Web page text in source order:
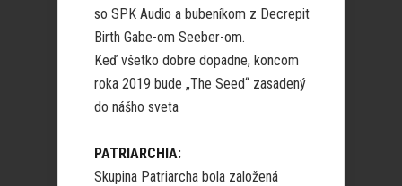
so SPK Audio a bubeníkom z Decrepit
Birth Gabe-om Seeber-om.
Keď všetko dobre dopadne, koncom
roka 2019 bude „The Seed“ zasadený
do nášho sveta
PATRIARCHIA:
Skupina Patriarcha bola založená